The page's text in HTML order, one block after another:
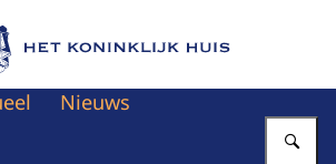
homepage van Het Koninklijk Huis
Nieuws